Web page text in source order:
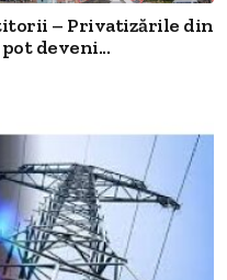
– Privatizările din
deveni...